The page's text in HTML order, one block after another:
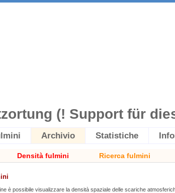
(! Support für
Archivio Statistiche
Densità fulmini Ricerca fulmini
è possibile visualizzare la densità spaziale delle scariche